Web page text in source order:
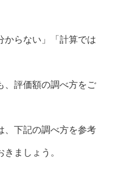
からない」「計算では
、評価額の調べ方をご
、下記の調べ方を参考
ましょう。